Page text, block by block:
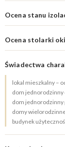
Ocena stanu
Ocena stolarki
Świadectwa
lokal mieszkalny –
dom jednorodzinny
dom jednorodzinny
domy
budynek